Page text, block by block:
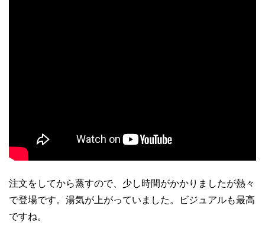
注文をしてから蒸すので、少し時間がかかりましたが熱々
で登場です。湯気が上がっていました。ビジュアルも最高
ですね。